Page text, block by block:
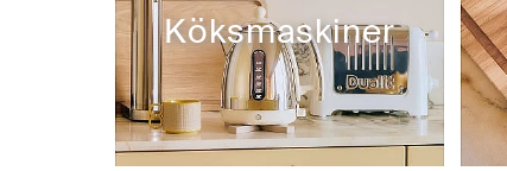
Köksmaskiner